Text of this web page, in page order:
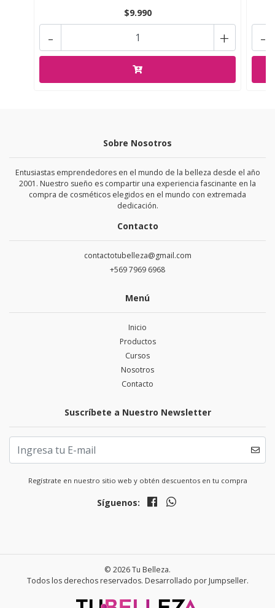
$9.990
+
- -
Sobre Nosotros
Entusiastas emprendedores en el mundo de la belleza desde el año
2001. Nuestro sueño es compartir una experiencia fascinante en la
compra de cosméticos elegidos en el mundo con extremada
dedicación.
Contacto
contactotubelleza@gmail.com
+569 7969 6968
Menú
Inicio
Productos
Cursos
Nosotros
Contacto
Suscríbete a Nuestro Newsletter
Regístrate en nuestro sitio web y obtén descuentos en tu compra
Síguenos:
© 2026 Tu Belleza.
Todos los derechos reservados. Desarrollado por Jumpseller.